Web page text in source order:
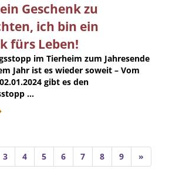
Geschenk zu
ich bin ein
fürs Leben!
im Tierheim zum Jahresende
Jahr ist es wieder soweit – Vom
gibt es den
...
3 4 5 6 7 8 9 »